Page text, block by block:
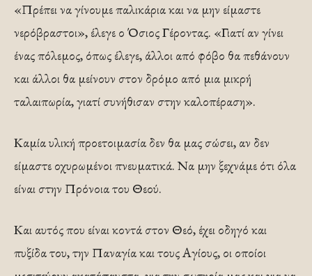
«Πρέπει να γίνουμε παλικάρια και να μην είμαστε
νερόβραστοι», έλεγε ο Όσιος Γέροντας. «Γιατί αν γίνει
ένας πόλεμος, όπως έλεγε, άλλοι από φόβο θα πεθάνουν
και άλλοι θα μείνουν στον δρόμο από μια μικρή
ταλαιπωρία, γιατί συνήθισαν στην καλοπέραση».
Καμία υλική προετοιμασία δεν θα μας σώσει, αν δεν
είμαστε οχυρωμένοι πνευματικά. Να μην ξεχνάμε ότι όλα
είναι στην Πρόνοια του Θεού.
Και αυτός που είναι κοντά στον Θεό, έχει οδηγό και
πυξίδα του, την Παναγία και τους Αγίους, οι οποίοι